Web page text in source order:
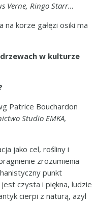
Verne, Ringo Starr…
na korze gałęzi osiki ma
w kulturze
Patrice Bouchardon
Studio EMKA,
jako cel, rośliny i
zrozumienia
punkt
czysta i piękna, ludzie
cierpi z naturą, azyl